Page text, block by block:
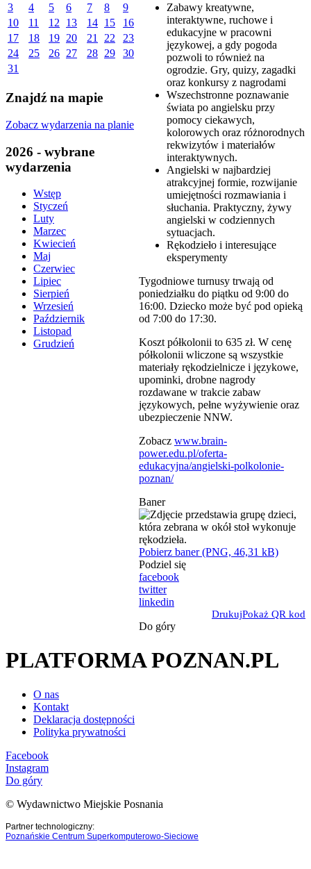
3
4 5 6 7 8
9
10
11 12 13 14 15
16
17
18 19 20 21 22
23
24
25 26 27 28 29
30
31
Znajdź na mapie
Zobacz wydarzenia na planie
2026 - wybrane
wydarzenia
Wstęp
Styczeń
Luty
Marzec
Kwiecień
Maj
Czerwiec
Lipiec
Sierpień
Wrzesień
Październik
Listopad
Grudzień
Zabawy kreatywne,
interaktywne, ruchowe i
edukacyjne w pracowni
językowej, a gdy pogoda
pozwoli to również na
ogrodzie. Gry, quizy, zagadki
oraz konkursy z nagrodami
Wszechstronne poznawanie
świata po angielsku przy
pomocy ciekawych,
kolorowych oraz różnorodnych
rekwizytów i materiałów
interaktywnych.
Angielski w najbardziej
atrakcyjnej formie, rozwijanie
umiejętności rozmawiania i
słuchania. Praktyczny, żywy
angielski w codziennych
sytuacjach.
Rękodzieło i interesujące
eksperymenty
Tygodniowe turnusy trwają od
poniedziałku do piątku od 9:00 do
16:00. Dziecko może być pod opieką
od 7:00 do 17:30.
Koszt półkolonii to 635 zł. W cenę
półkolonii wliczone są wszystkie
materiały rękodzielnicze i językowe,
upominki, drobne nagrody
rozdawane w trakcie zabaw
językowych, pełne wyżywienie oraz
ubezpieczenie NNW.
Zobacz www.brain-
power.edu.pl/oferta-
edukacyjna/angielski-polkolonie-
poznan/
Baner
Pobierz baner (PNG, 46,31 kB)
Podziel się
facebook
twitter
linkedin
DrukujPokaż QR kod
Do góry
PLATFORMA POZNAN.PL
O nas
Kontakt
Deklaracja dostępności
Polityka prywatności
Facebook
Instagram
Do góry
© Wydawnictwo Miejskie Posnania
Partner technologiczny:
Poznańskie Centrum Superkomputerowo-Sieciowe